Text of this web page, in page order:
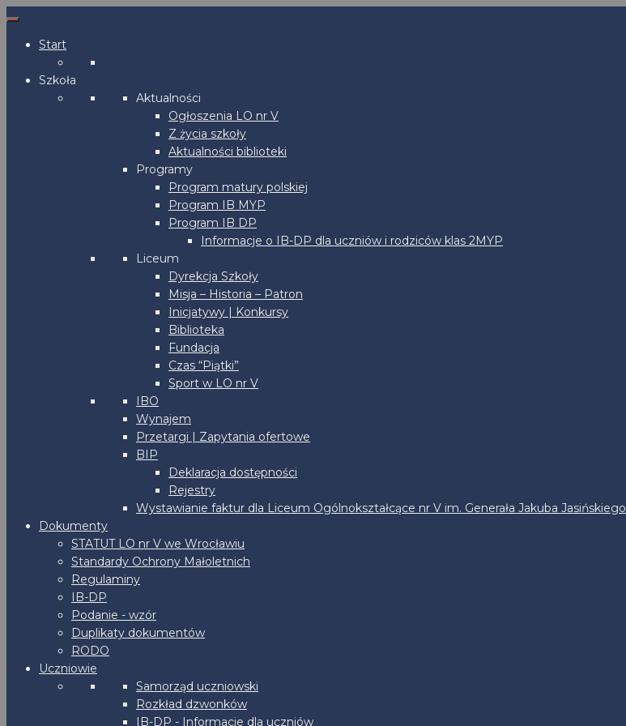
Start
Szkoła
Aktualności
Ogłoszenia LO nr V
Z życia szkoły
Aktualności biblioteki
Programy
Program matury polskiej
Program IB MYP
Program IB DP
Informacje o IB-DP dla uczniów i rodziców klas 2MYP
Liceum
Dyrekcja Szkoły
Misja – Historia – Patron
Inicjatywy | Konkursy
Biblioteka
Fundacja
Czas “Piątki”
Sport w LO nr V
IBO
Wynajem
Przetargi | Zapytania ofertowe
BIP
Deklaracja dostępności
Rejestry
Wystawianie faktur dla Liceum Ogólnokształcące nr V im. Generała Jakuba Jasińskiego
Dokumenty
STATUT LO nr V we Wrocławiu
Standardy Ochrony Małoletnich
Regulaminy
IB-DP
Podanie - wzór
Duplikaty dokumentów
RODO
Uczniowie
Samorząd uczniowski
Rozkład dzwonków
IB-DP - Informacje dla uczniów